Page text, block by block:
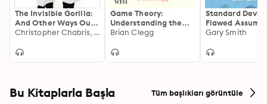
The Invisible Gorilla:
And Other Ways Our
Intuition Deceives UsChristopher Chabris, Daniel Simons
Game Theory:
Understanding the
Mathematics of Life
Brian Clegg
Standard
Flawed
Tortured Data,
with Statistics
Gary Smith
Bu Kitaplarla Başla Tüm başlıkları görüntüle